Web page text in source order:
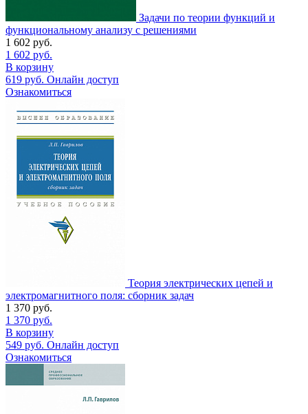
Задачи по теории функций и
функциональному анализу с решениями
1 602 руб.
1 602 руб.
В корзину
619 руб. Онлайн доступ
Ознакомиться
Теория электрических цепей и
электромагнитного поля: сборник задач
1 370 руб.
1 370 руб.
В корзину
549 руб. Онлайн доступ
Ознакомиться